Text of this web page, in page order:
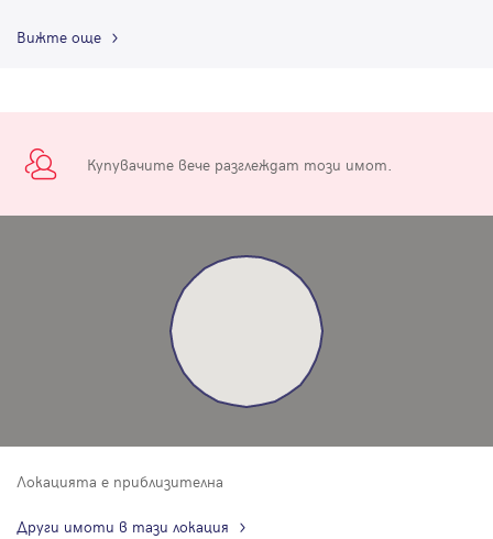
Вижте още
Купувачите вече разглеждат този имот.
Локацията е приблизителна
Други имоти в тази локация